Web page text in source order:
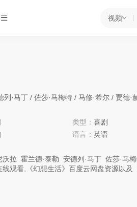
视频
列·马丁 / 佐莎·马梅特 / 马修·希尔 / 贾德·
类型： 喜剧
语言： 英语
沃拉 霍兰德·泰勒 安德列·马丁 佐莎·马
观看,《幻想生活》百度云网盘资源以及